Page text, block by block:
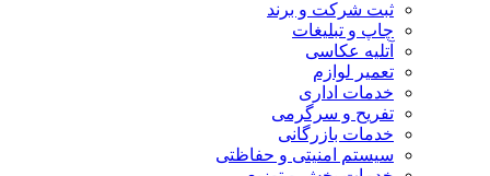
ثبت شرکت و برند
چاپ و تبلیغات
آتلیه عکاسی
تعمیر لوازم
خدمات اداری
تفریح و سرگرمی
خدمات بازرگانی
سیستم امنیتی و حفاظتی